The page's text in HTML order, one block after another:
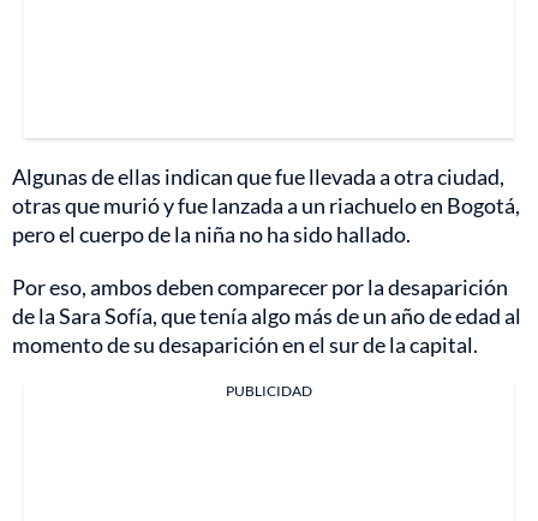
Algunas de ellas indican que fue llevada a otra ciudad,
otras que murió y fue lanzada a un riachuelo en Bogotá,
pero el cuerpo de la niña no ha sido hallado.
Por eso, ambos deben comparecer por la desaparición
de la Sara Sofía, que tenía algo más de un año de edad al
momento de su desaparición en el sur de la capital.
PUBLICIDAD